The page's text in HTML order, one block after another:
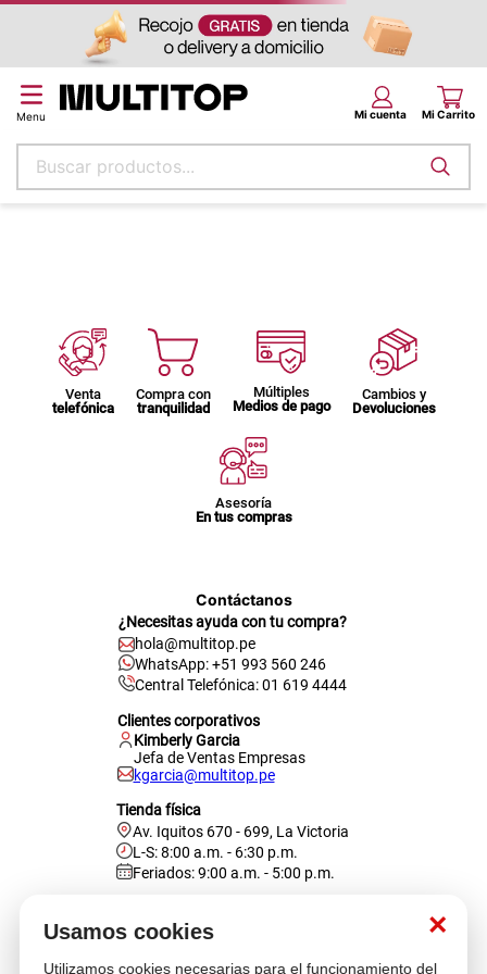
×
Usamos cookies
Utilizamos cookies necesarias para el funcionamiento del
Buscar productos...
puff
espuma
pisoVenta
telefónica
Compra con
tranquilidad
Múltiples
Medios de pago
Cambios y
Devoluciones
Asesoría
En tus compras
Contáctanos
¿Necesitas ayuda con tu compra?
hola@multitop.pe
WhatsApp: +51 993 560 246
Central Telefónica: 01 619 4444
Clientes corporativos
Kimberly Garcia
Jefa de Ventas Empresas
kgarcia@multitop.pe
Tienda física
Av. Iquitos 670 - 699, La Victoria
L-S: 8:00 a.m. - 6:30 p.m.
Feriados: 9:00 a.m. - 5:00 p.m.